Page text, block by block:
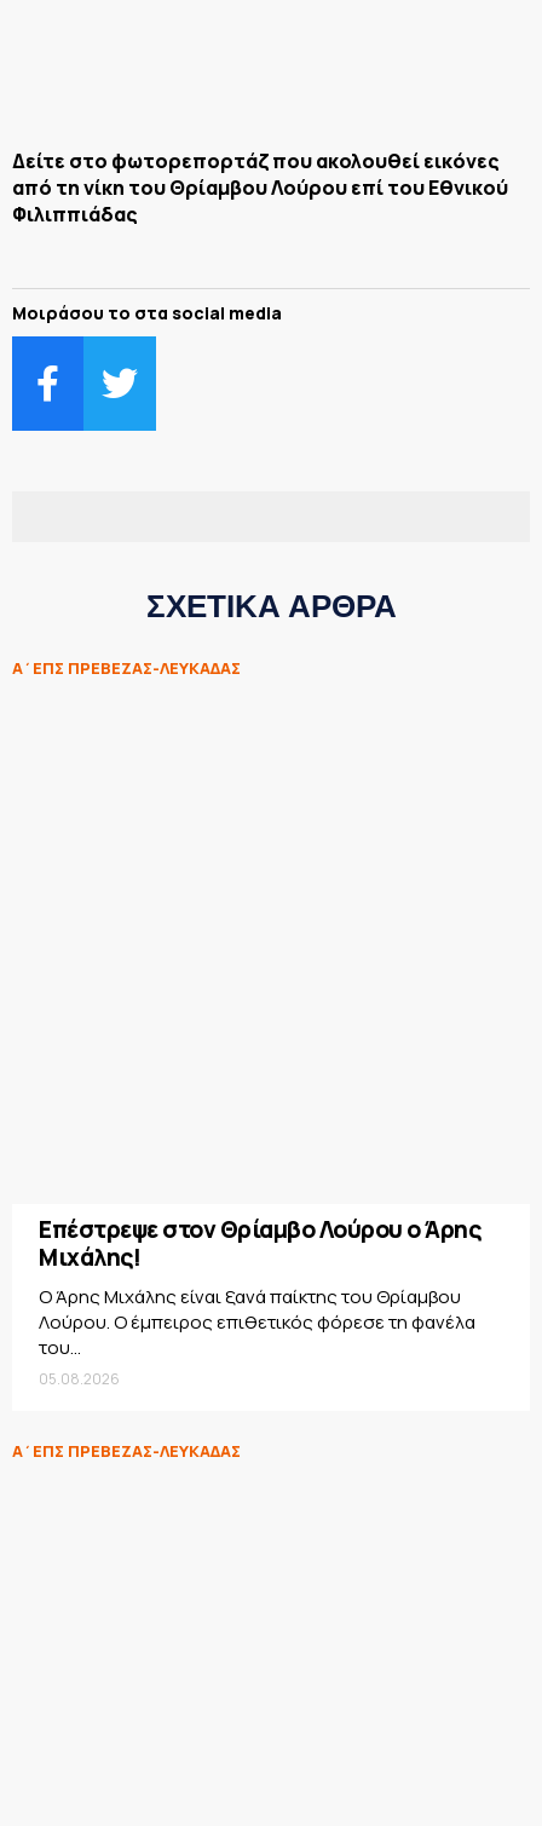
Δείτε στο φωτορεπορτάζ που ακολουθεί εικόνες
από τη νίκη του Θρίαμβου Λούρου επί του Εθνικού
Φιλιππιάδας
Μοιράσου το στα social media
ΣΧΕΤΙΚΑ ΑΡΘΡΑ
Α΄ΕΠΣ ΠΡΕΒΕΖΑΣ-ΛΕΥΚΑΔΑΣ
Επέστρεψε στον Θρίαμβο Λούρου ο Άρης
Μιχάλης!
Ο Άρης Μιχάλης είναι ξανά παίκτης του Θρίαμβου
Λούρου. Ο έμπειρος επιθετικός φόρεσε τη φανέλα
του...
05.08.2026
Α΄ΕΠΣ ΠΡΕΒΕΖΑΣ-ΛΕΥΚΑΔΑΣ